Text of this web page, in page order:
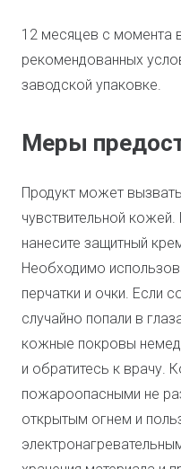
12 месяцев с момента
рекомендованных
заводской упаковке.
Меры
Продукт может
чувствительной
нанесите защитный
Необходимо
перчатки и очки. Если
случайно попали в
кожные покровы
и обратитесь к врачу.
пожароопасными не
открытым огнем и